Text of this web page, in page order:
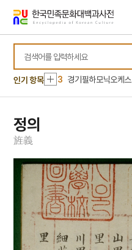
바로가기
바로가기
인기 항목
10 세월호 참사
1 금성대군
2 세조
3 경기필하모닉오케
4 북조선임시인민위
8
색동회
9 색즉시공 공즉시색
10 세월호 참사
금성대군
2
세조
정의
旌義